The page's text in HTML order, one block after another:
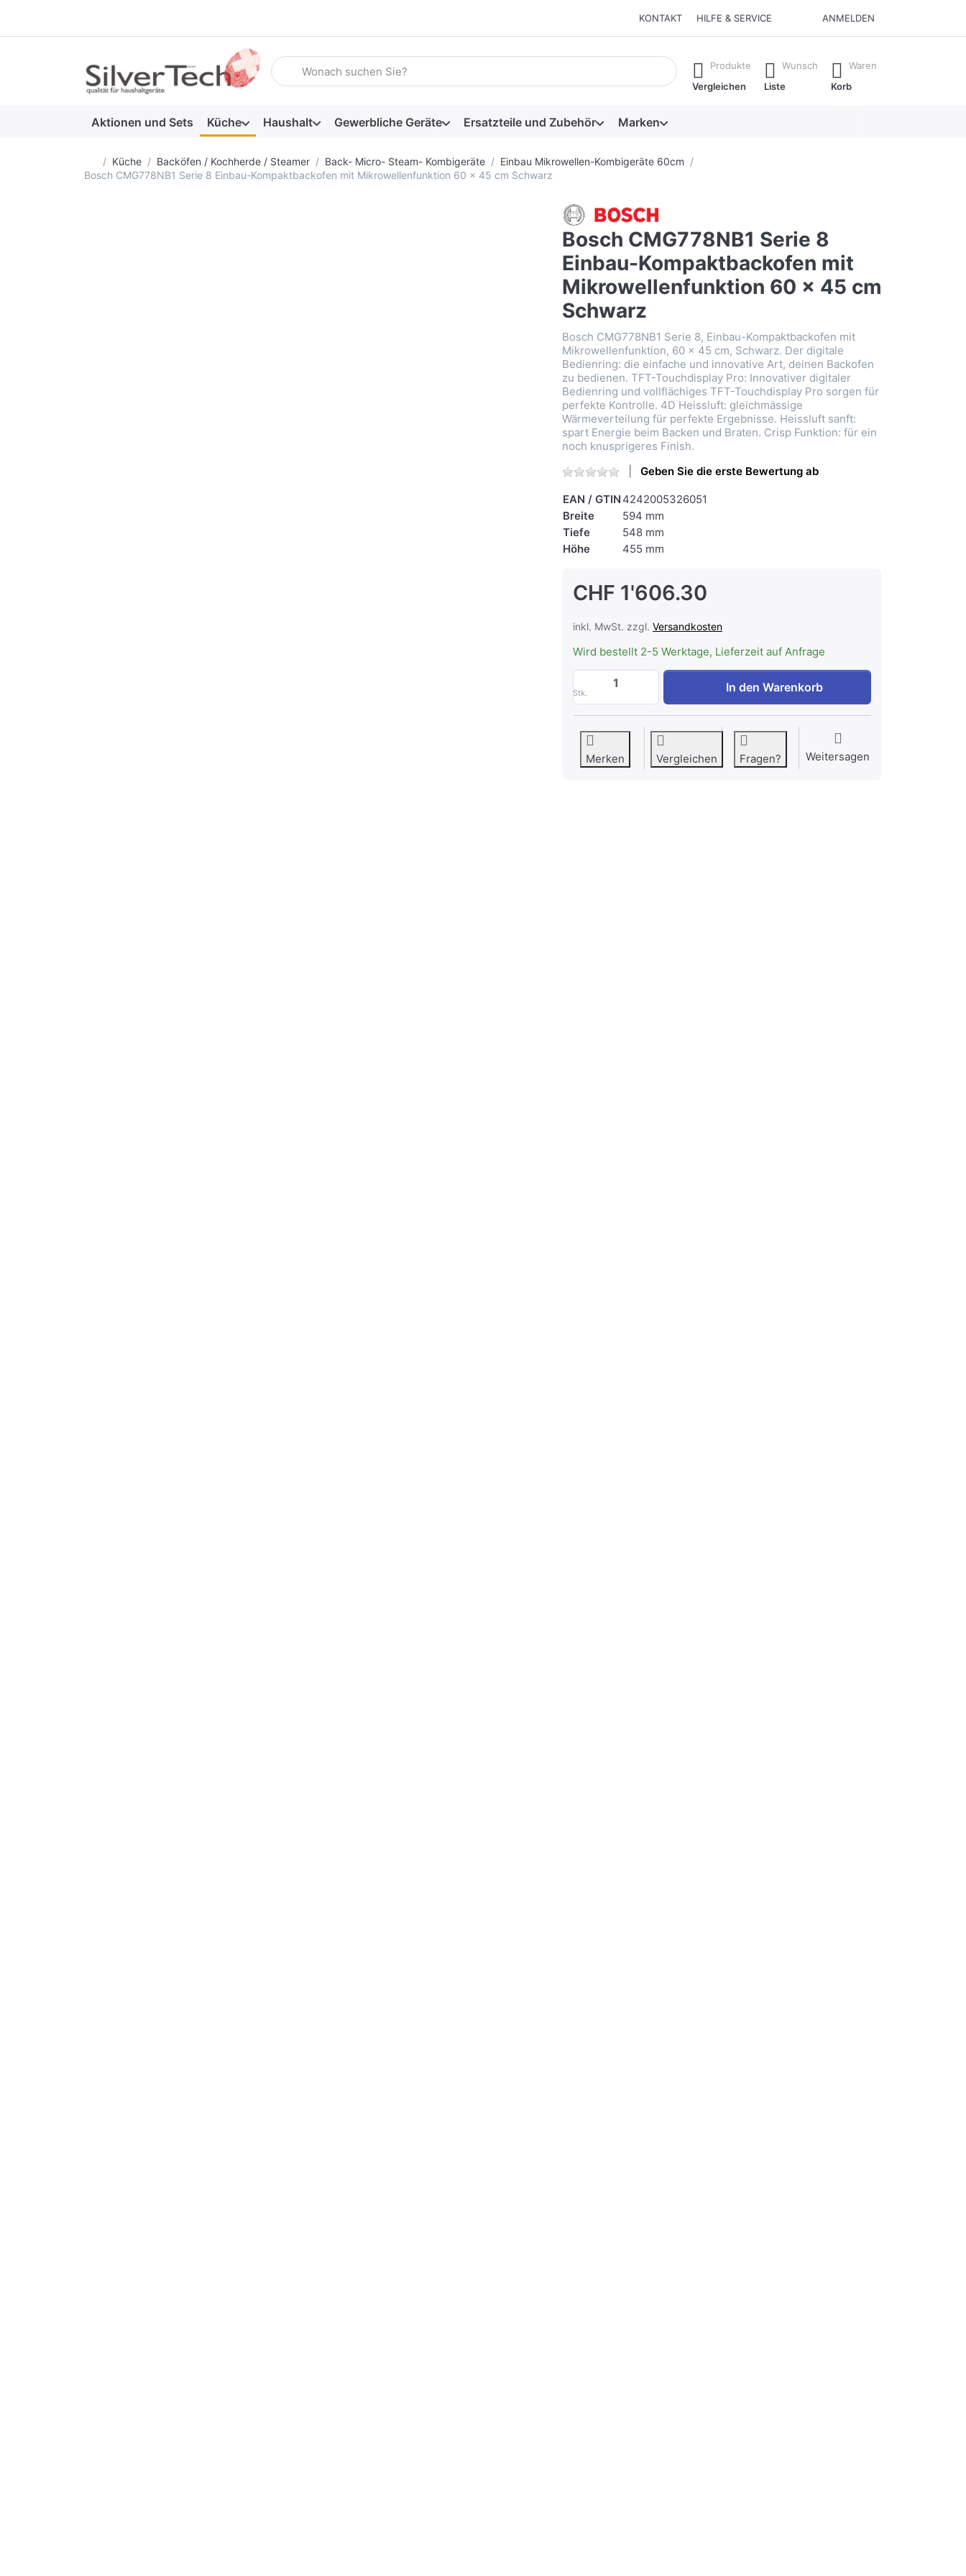
KONTAKT HILFE & SERVICE ANMELDEN
Geben Sie einen Suchbegriff ein. Während Sie tippen, erscheinen automatisch erste Ergebnisse. Drücken Sie die Eingabetaste, um alle
Produkte
Vergleichen
Wunsch
Liste
Waren
Korb
Aktionen und Sets Küche Haushalt Gewerbliche Geräte Ersatzteile und Zubehör Marken
Startseite
Küche Backöfen / Kochherde / Steamer Back- Micro- Steam- Kombigeräte
Einbau Mikrowellen-Kombigeräte 60cm
Bosch CMG778NB1 Serie 8 Einbau-Kompaktbackofen mit Mikrowellenfunktion 60 x 45 cm Schwarz
Bosch CMG778NB1 Serie 8
Einbau-Kompaktbackofen mit
Mikrowellenfunktion 60 x 45 cm
Schwarz
Bosch CMG778NB1 Serie 8, Einbau-Kompaktbackofen mit
Mikrowellenfunktion, 60 x 45 cm, Schwarz. Der digitale
Bedienring: die einfache und innovative Art, deinen Backofen
zu bedienen. TFT-Touchdisplay Pro: Innovativer digitaler
Bedienring und vollflächiges TFT-Touchdisplay Pro sorgen für
perfekte Kontrolle. 4D Heissluft: gleichmässige
Wärmeverteilung für perfekte Ergebnisse. Heissluft sanft:
spart Energie beim Backen und Braten. Crisp Funktion: für ein
noch knusprigeres Finish.
Geben Sie die erste Bewertung ab
EAN / GTIN 4242005326051
Breite
594 mm
Tiefe
548 mm
Höhe
455 mm
CHF 1'606.30
inkl. MwSt. zzgl. Versandkosten
Wird bestellt 2-5 Werktage, Lieferzeit auf Anfrage
Stk.
Bosch CMG778NB1 Serie 8 Einbau-Kompaktbackofen mit
In den Warenkorb
Merken Vergleichen Fragen? Weitersagen